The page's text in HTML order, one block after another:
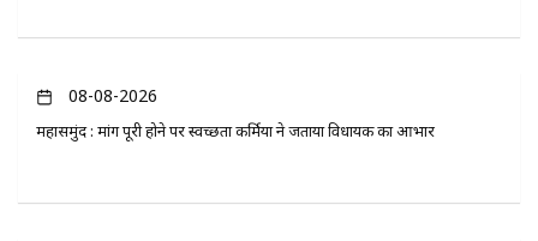
08-08-2026
महासमुंद : मांग पूरी होने पर स्वच्छता कर्मियों ने जताया विधायक का आभार